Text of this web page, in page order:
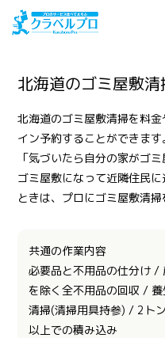
北海道のゴミ屋敷清
北海道のゴミ屋敷清掃を料
イン予約することができます。
「気づいたら自分の家がゴ
ゴミ屋敷になって近隣住民
ときは、プロにゴミ屋敷清掃
共通の作業内容
必要品と不用品の仕分け /
を除く全不用品の回収 /
清掃(清掃用具持参) / 2ト
以上での積み込み